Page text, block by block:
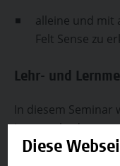
alleine und mit
Felt Sense zu
Lehr- und
In diesem Seminar
Lernmethoden
durch eine
Diese